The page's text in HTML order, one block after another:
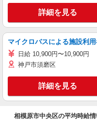
詳細を見る
マイクロバスによる施設利
日給 10,900円〜10,900円
神戸市須磨区
詳細を見る
相模原市中央区の平均時給情